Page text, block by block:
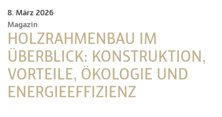
8. März 2026
Magazin
HOLZRAHMENBAU IM
ÜBERBLICK: KONSTRUKTION,
VORTEILE, ÖKOLOGIE UND
ENERGIEEFFIZIENZ